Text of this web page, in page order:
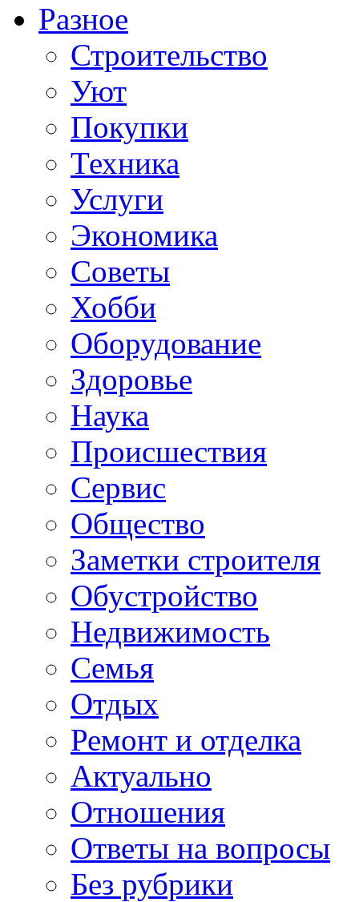
Разное
Строительство
Уют
Покупки
Техника
Услуги
Экономика
Советы
Хобби
Oборудование
Здоровье
Наука
Происшествия
Сервис
Общество
Заметки строителя
Обустройство
Недвижимость
Семья
Отдых
Ремонт и отделка
Актуально
Отношения
Ответы на вопросы
Без рубрики